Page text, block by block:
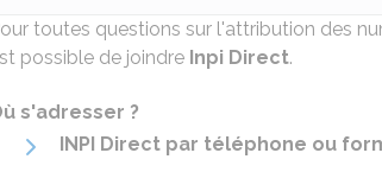
toutes questions sur l'attribution des
possible de joindre Inpi Direct.
s'adresser ?
INPI Direct par téléphone ou